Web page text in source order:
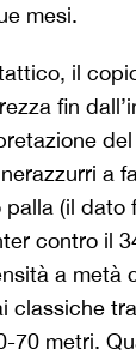
mesi.
il
fin
a
(il dato
contro il
a metà
classiche
70 metri.